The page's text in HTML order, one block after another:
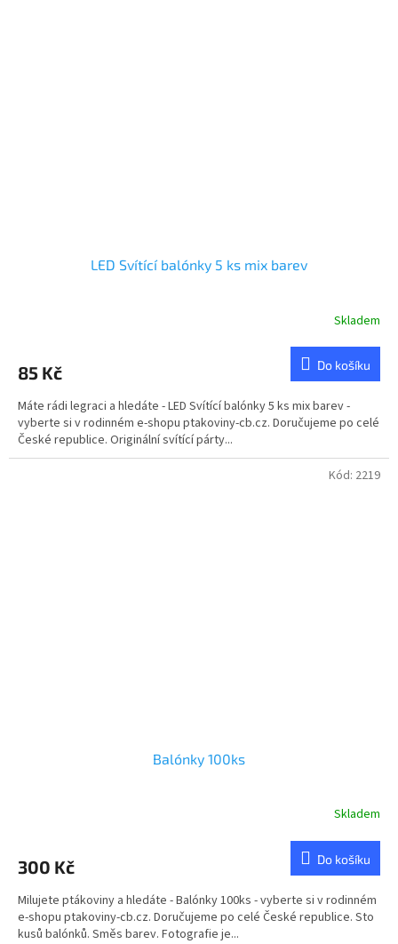
LED Svítící balónky 5 ks mix barev
Skladem
85 Kč Do košíku
Máte rádi legraci a hledáte - LED Svítící balónky 5 ks mix barev -
vyberte si v rodinném e-shopu ptakoviny-cb.cz. Doručujeme po celé
České republice. Originální svítící párty...
Balónky 100ks
Skladem
300 Kč Do košíku
Milujete ptákoviny a hledáte - Balónky 100ks - vyberte si v rodinném
e-shopu ptakoviny-cb.cz. Doručujeme po celé České republice. Sto
kusů balónků. Směs barev. Fotografie je...
Kód: 2219